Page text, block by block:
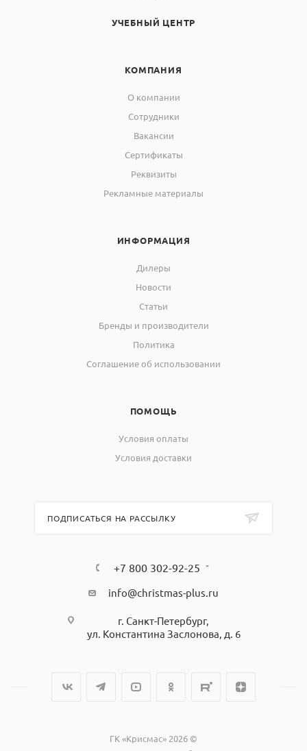
УЧЕБНЫЙ ЦЕНТР
КОМПАНИЯ
О компании
Сотрудники
Вакансии
Сертификаты
Реквизиты
Рекламные материалы
ИНФОРМАЦИЯ
Дилеры
Новости
Статьи
Бренды и производители
Политика
Соглашение об использовании
ПОМОЩЬ
Условия оплаты
Условия доставки
ПОДПИСАТЬСЯ НА РАССЫЛКУ
+7 800 302-92-25
info@christmas-plus.ru
г. Санкт-Петербург,
ул. Константина Заслонова, д. 6
ГК «Крисмас» 2026 ©